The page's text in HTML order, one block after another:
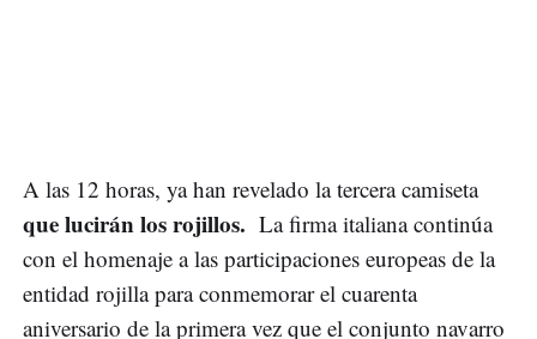
A las 12 horas, ya han revelado la tercera camiseta
que lucirán los rojillos. La firma italiana continúa
con el homenaje a las participaciones europeas de la
entidad rojilla para conmemorar el cuarenta
aniversario de la primera vez que el conjunto navarro